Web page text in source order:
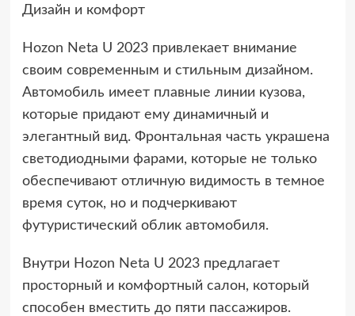
Дизайн и комфорт
Hozon Neta U 2023 привлекает внимание
своим современным и стильным дизайном.
Автомобиль имеет плавные линии кузова,
которые придают ему динамичный и
элегантный вид. Фронтальная часть украшена
светодиодными фарами, которые не только
обеспечивают отличную видимость в темное
время суток, но и подчеркивают
футуристический облик автомобиля.
Внутри Hozon Neta U 2023 предлагает
просторный и комфортный салон, который
способен вместить до пяти пассажиров.